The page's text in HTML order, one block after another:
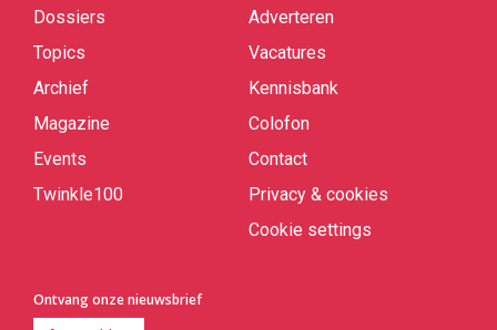
Dossiers
Topics
Archief
Magazine
Events
Twinkle100
Adverteren
Vacatures
Kennisbank
Colofon
Contact
Privacy & cookies
Cookie settings
Ontvang onze nieuwsbrief